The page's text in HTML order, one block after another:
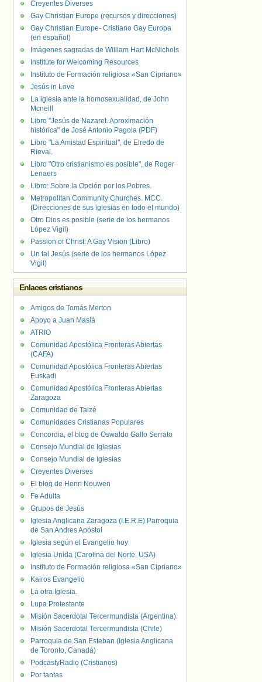
Creyentes Diverses
Gay Christian Europe (recursos y direcciones)
Gay Christian Europe- Cristiano Gay Europa
(en español)
Imágenes sagradas de William Hart McNichols
Institute for Welcoming Resources
Instituto de Formación religiosa «San Cipriano»
Jesús in Love
La iglesia ante la homosexualidad, de John
Mcneill
Libro "Jesús de Nazaret. Aproximación
histórica" de José Antonio Pagola (PDF)
Libro "La Amistad Espiritual", de Elredo de
Rieval.
Libro "Otro cristianismo es posible", de Roger
Lenaers
Libro: Sobre la Opción por los Pobres.
Metropolitan Community Churches. MCC.
(Direcciones de sus iglesias en todo el mundo)
Otro Dios es posible (serie de los hermanos
López Vigil)
Passion of Christ: A Gay Vision (Libro)
Un tal Jesús (serie de los hermanos López
Vigil)
Enlaces cristianos
Amigos de Tomás Merton
Apoyo a Juan Masiá
ATRIO
Comunidad Apostólica Fronteras Abiertas
(CAFA)
Comunidad Apostólica Fronteras Abiertas
Euskadi
Comunidad Apostólica Fronteras Abiertas
Zaragoza
Comunidad de Taizé
Comunidades Cristianas Populares
Concordia, el blog de Oswaldo Gallo Serrato
Consejo Mundial de Iglesias
Consejo Mundial de Iglesias
Creyentes Diverses
El blog de Henri Nouwen
Fe Adulta
Grupos de Jesús
Iglesia Anglicana Zaragoza (I.E.R.E) Parroquia
de San Andres Apóstol
Iglesia según el Evangelio hoy
Iglesia Unida (Carolina del Norte, USA)
Instituto de Formación religiosa «San Cipriano»
Kairos Evangelio
La otra Iglesia.
Lupa Protestante
Misión Sacerdotal Tercermundista (Argentina)
Misión Sacerdotal Tercermundista (Chile)
Parroquia de San Esteban (Iglesia Anglicana
de Toronto, Canadá)
PodcastyRadio (Cristianos)
Por tantas